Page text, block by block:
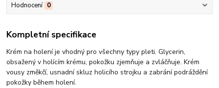
Hodnocení 0
Kompletní specifikace
Krém na holení je vhodný pro všechny typy pleti. Glycerin,
obsažený v holícím krému, pokožku zjemňuje a zvláčňuje. Krém
vousy změkčí, usnadní skluz holicího strojku a zabrání podráždění
pokožky během holení.